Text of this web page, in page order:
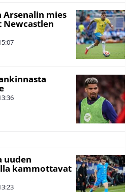
Arsenalin mies
Newcastlen
uuden
kammottavat